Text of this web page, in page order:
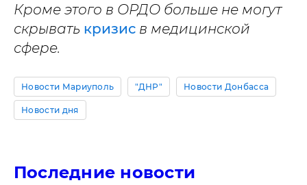
Кроме этого в ОРДО больше не могут
скрывать кризис в медицинской
сфере.
Новости Мариуполь "ДНР" Новости Донбасса
Новости дня
Последние новости